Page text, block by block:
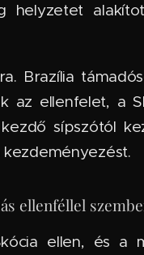
helyzetet
Brazília
az ellenfelet, a
sípszótól
ellenféllel
ellen, és a